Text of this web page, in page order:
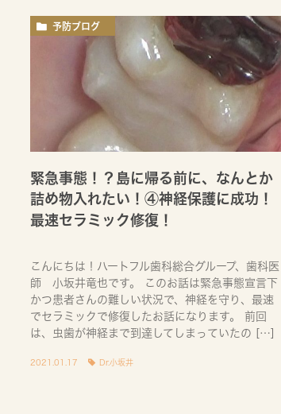
予防ブログ
緊急事態！？島に帰る前に、なんとか
詰め物入れたい！④神経保護に成功！
最速セラミック修復！
こんにちは！ハートフル歯科総合グループ、歯科医
師 小坂井竜也です。 このお話は緊急事態宣言下
かつ患者さんの難しい状況で、神経を守り、最速
でセラミックで修復したお話になります。 前回
は、虫歯が神経まで到達してしまっていたの […]
2021.01.17 Dr.小坂井